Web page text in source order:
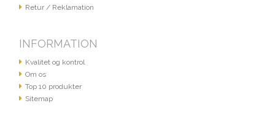
Retur / Reklamation
INFORMATION
Kvalitet og kontrol
Om os
Top 10 produkter
Sitemap